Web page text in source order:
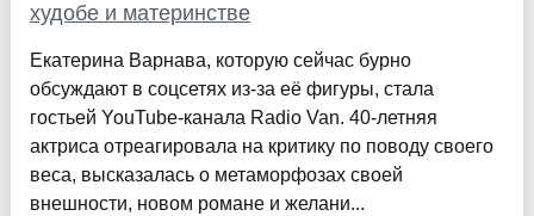
худобе и материнстве
Екатерина Варнава, которую сейчас бурно
обсуждают в соцсетях из-за её фигуры, стала
гостьей YouTube-канала Radio Van. 40-летняя
актриса отреагировала на критику по поводу своего
веса, высказалась о метаморфозах своей
внешности, новом романе и желани...